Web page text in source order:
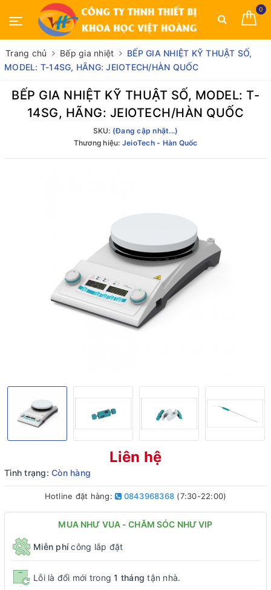
0
Trang chủ Bếp gia nhiệt
BẾP GIA NHIỆT KỸ THUẬT SỐ,
MODEL: T-14SG, HÃNG: JEIOTECH/HÀN QUỐC
BẾP GIA NHIỆT KỸ THUẬT SỐ, MODEL: T-
14SG, HÃNG: JEIOTECH/HÀN QUỐC
SKU: (Đang cập nhật...)
Thương hiệu: JeioTech - Hàn Quốc
Liên hệ
Tình trạng: Còn hàng
Hotline đặt hàng: 0843968368 (7:30-22:00)
MUA NHƯ VUA - CHĂM SÓC NHƯ VIP
Miễn phícông lắp đặt
Lỗi là đổi mới trong1 tháng tận nhà.